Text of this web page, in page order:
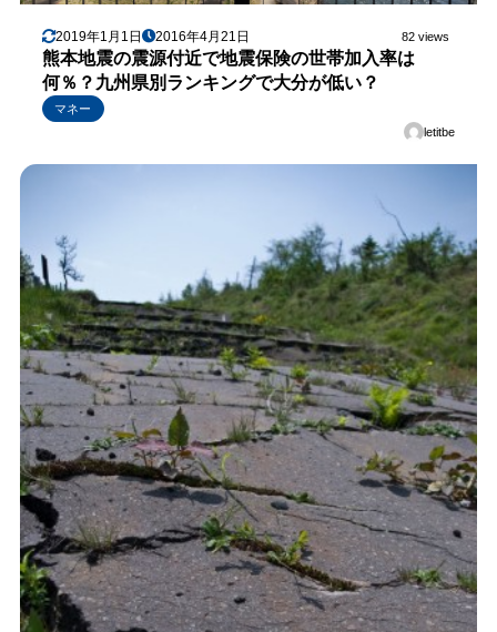
2019年1月1日 2016年4月21日 82 views
熊本地震の震源付近で地震保険の世帯加入率は
何％？九州県別ランキングで大分が低い？
マネー
letitbe